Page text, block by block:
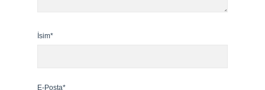
İsim*
E-Posta*